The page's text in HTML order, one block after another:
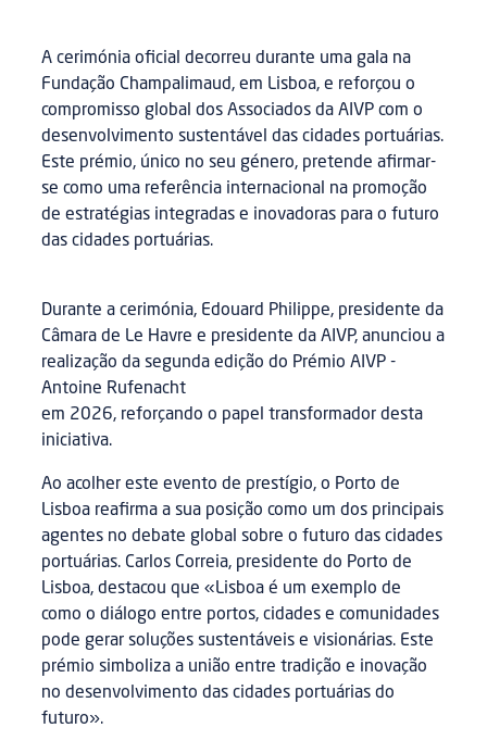
A cerimónia oficial decorreu durante uma gala na
Fundação Champalimaud, em Lisboa, e reforçou o
compromisso global dos Associados da AIVP com o
desenvolvimento sustentável das cidades portuárias.
Este prémio, único no seu género, pretende afirmar-
se como uma referência internacional na promoção
de estratégias integradas e inovadoras para o futuro
das cidades portuárias.
Durante a cerimónia, Edouard Philippe, presidente da
Câmara de Le Havre e presidente da AIVP, anunciou a
realização da segunda edição do Prémio AIVP -
Antoine Rufenacht
em 2026, reforçando o papel transformador desta
iniciativa.
Ao acolher este evento de prestígio, o Porto de
Lisboa reafirma a sua posição como um dos principais
agentes no debate global sobre o futuro das cidades
portuárias. Carlos Correia, presidente do Porto de
Lisboa, destacou que «Lisboa é um exemplo de
como o diálogo entre portos, cidades e comunidades
pode gerar soluções sustentáveis e visionárias. Este
prémio simboliza a união entre tradição e inovação
no desenvolvimento das cidades portuárias do
futuro».